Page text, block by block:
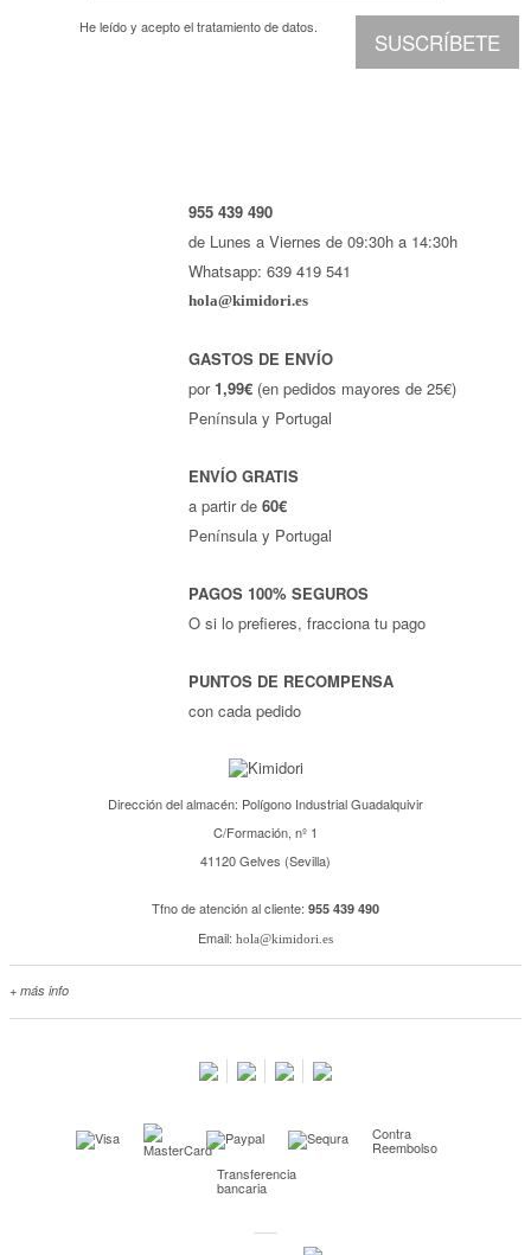
SUSCRÍBETE
He leído y acepto eltratamiento de datos.
955 439 490
de Lunes a Viernes de 09:30h a 14:30h
Whatsapp: 639 419 541
hola@kimidori.es
GASTOS DE ENVÍO
por 1,99€ (en pedidos mayores de 25€)
Península y Portugal
ENVÍO GRATIS
a partir de60€
Península y Portugal
PAGOS 100% SEGUROS
O si lo prefieres, fracciona tu pago
PUNTOS DE RECOMPENSA
con cada pedido
Dirección del almacén: Polígono Industrial Guadalquivir
C/Formación, nº 1
41120 Gelves (Sevilla)
Tfno de atención al cliente: 955 439 490
Email: hola@kimidori.es
+ más info
Kimidori PRINT, nuestro servicio de impresión de fotos Contra
Reembolso
Transferencia
bancaria